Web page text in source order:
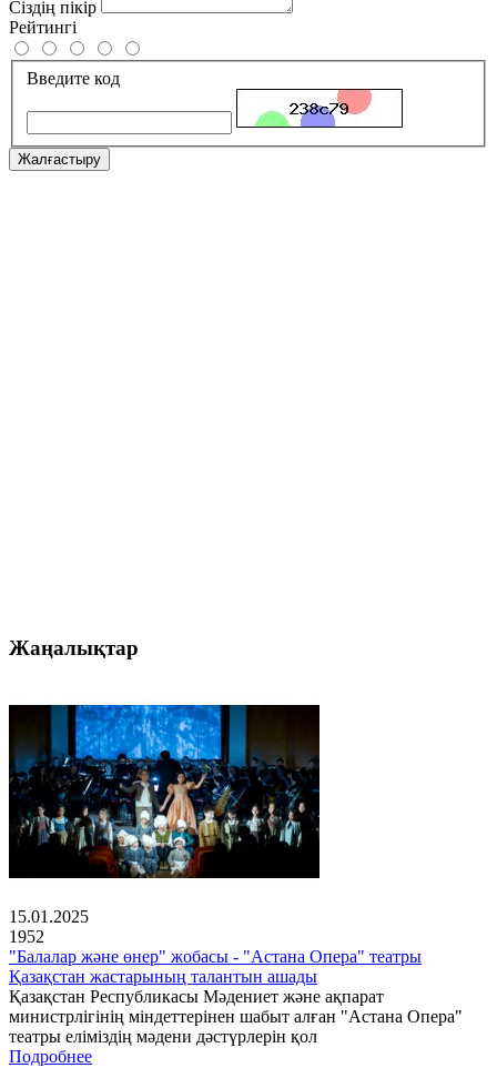
Сіздің пікір
Рейтингі
Введите код
Жалғастыру
Жаңалықтар
15.01.2025
1952
"Балалар және өнер" жобасы - "Астана Опера" театры
Қазақстан жастарының талантын ашады
Қазақстан Республикасы Мәдениет және ақпарат
министрлігінің міндеттерінен шабыт алған "Астана Опера"
театры еліміздің мәдени дәстүрлерін қол
Подробнее